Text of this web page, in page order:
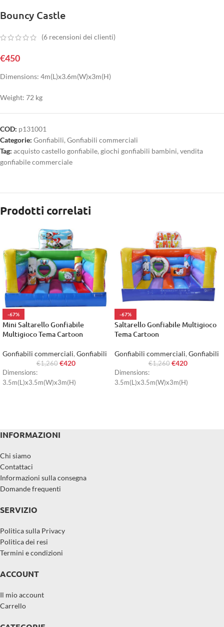
Bouncy Castle
(6 recensioni dei clienti)
€450
Dimensions: 4m(L)x3.6m(W)x3m(H)
Weight: 72 kg
COD: p131001
Categorie: Gonfiabili, Gonfiabili commerciali
Tag: acquisto castello gonfiabile, giochi gonfiabili bambini, vendita
gonfiabile commerciale
Prodotti correlati
-67%
Mini Saltarello Gonfiabile
Multigioco Tema Cartoon
Gonfiabili commerciali, Gonfiabili
€1,260 €420
Dimensions:
3.5m(L)x3.5m(W)x3m(H)
-67%
Saltarello Gonfiabile Multigioco
Tema Cartoon
Gonfiabili commerciali, Gonfiabili
€1,260 €420
Dimensions:
3.5m(L)x3.5m(W)x3m(H)
INFORMAZIONI
Chi siamo
Contattaci
Informazioni sulla consegna
Domande frequenti
SERVIZIO
Politica sulla Privacy
Politica dei resi
Termini e condizioni
ACCOUNT
Il mio account
Carrello